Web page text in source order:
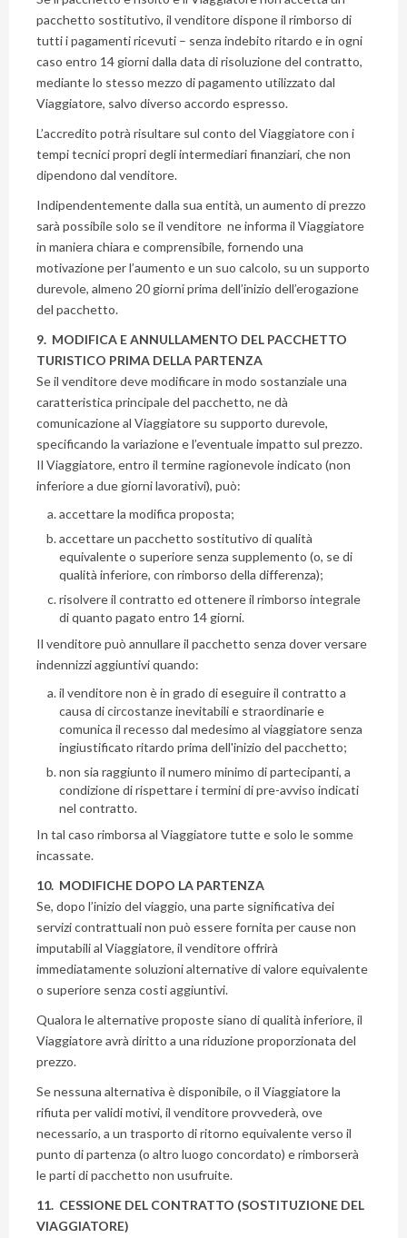
pacchetto sostitutivo, il venditore dispone il rimborso di
tutti i pagamenti ricevuti – senza indebito ritardo e in ogni
caso entro 14 giorni dalla data di risoluzione del contratto,
mediante lo stesso mezzo di pagamento utilizzato dal
Viaggiatore, salvo diverso accordo espresso.
L’accredito potrà risultare sul conto del Viaggiatore con i
tempi tecnici propri degli intermediari finanziari, che non
dipendono dal venditore.
Indipendentemente dalla sua entità, un aumento di prezzo
sarà possibile solo se il venditore ne informa il Viaggiatore
in maniera chiara e comprensibile, fornendo una
motivazione per l’aumento e un suo calcolo, su un supporto
durevole, almeno 20 giorni prima dell’inizio dell’erogazione
del pacchetto.
9. MODIFICA E ANNULLAMENTO DEL PACCHETTO
TURISTICO PRIMA DELLA PARTENZA
Se il venditore deve modificare in modo sostanziale una
caratteristica principale del pacchetto, ne dà
comunicazione al Viaggiatore su supporto durevole,
specificando la variazione e l’eventuale impatto sul prezzo.
Il Viaggiatore, entro il termine ragionevole indicato (non
inferiore a due giorni lavorativi), può:
accettare la modifica proposta;
accettare un pacchetto sostitutivo di qualità
equivalente o superiore senza supplemento (o, se di
qualità inferiore, con rimborso della differenza);
risolvere il contratto ed ottenere il rimborso integrale
di quanto pagato entro 14 giorni.
Il venditore può annullare il pacchetto senza dover versare
indennizzi aggiuntivi quando:
il venditore non è in grado di eseguire il contratto a
causa di circostanze inevitabili e straordinarie e
comunica il recesso dal medesimo al viaggiatore senza
ingiustificato ritardo prima dell'inizio del pacchetto;
non sia raggiunto il numero minimo di partecipanti, a
condizione di rispettare i termini di pre-avviso indicati
nel contratto.
In tal caso rimborsa al Viaggiatore tutte e solo le somme
incassate.
10. MODIFICHE DOPO LA PARTENZA
Se, dopo l’inizio del viaggio, una parte significativa dei
servizi contrattuali non può essere fornita per cause non
imputabili al Viaggiatore, il venditore offrirà
immediatamente soluzioni alternative di valore equivalente
o superiore senza costi aggiuntivi.
Qualora le alternative proposte siano di qualità inferiore, il
Viaggiatore avrà diritto a una riduzione proporzionata del
prezzo.
Se nessuna alternativa è disponibile, o il Viaggiatore la
rifiuta per validi motivi, il venditore provvederà, ove
necessario, a un trasporto di ritorno equivalente verso il
punto di partenza (o altro luogo concordato) e rimborserà
le parti di pacchetto non usufruite.
11. CESSIONE DEL CONTRATTO (SOSTITUZIONE DEL
VIAGGIATORE)